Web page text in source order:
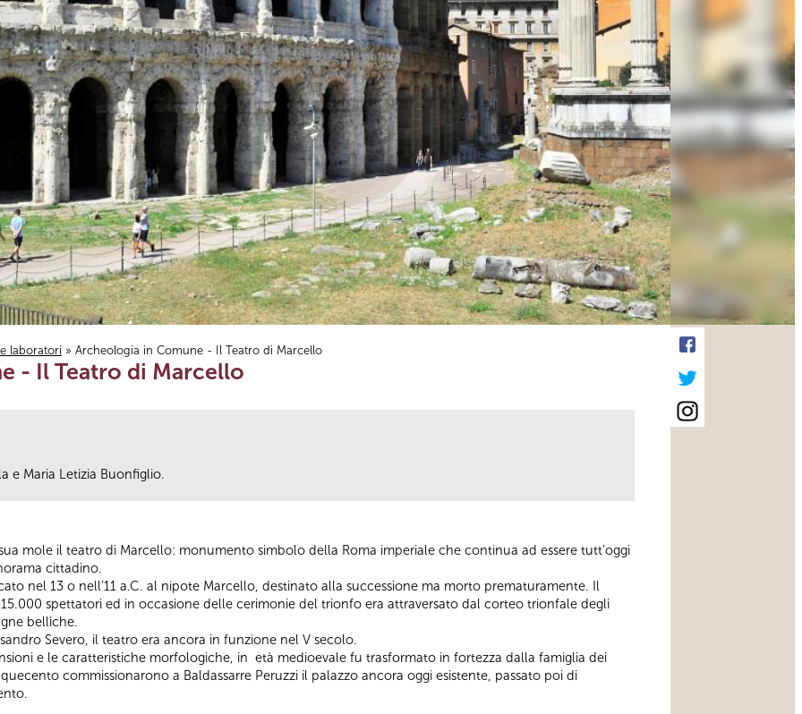
laboratori » Archeologia in Comune - Il Teatro di Marcello
- Il Teatro di Marcello
e Maria Letizia Buonfiglio.
mole il teatro di Marcello: monumento simbolo della Roma imperiale che continua ad essere tutt’oggi
cittadino.
nel 13 o nell’11 a.C. al nipote Marcello, destinato alla successione ma morto prematuramente. Il
spettatori ed in occasione delle cerimonie del trionfo era attraversato dal corteo trionfale degli
belliche.
Severo, il teatro era ancora in funzione nel V secolo.
e le caratteristiche morfologiche, in età medioevale fu trasformato in fortezza dalla famiglia dei
commissionarono a Baldassarre Peruzzi il palazzo ancora oggi esistente, passato poi di